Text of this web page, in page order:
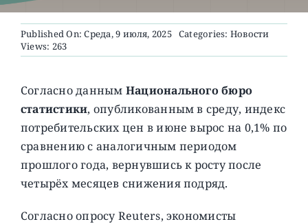
О ПРОЕКТЕ
Published On: Среда, 9 июля, 2025 Categories: Новости
Views: 263
Согласно данным Национального бюро
статистики, опубликованным в среду, индекс
потребительских цен в июне вырос на 0,1% по
сравнению с аналогичным периодом
прошлого года, вернувшись к росту после
четырёх месяцев снижения подряд.
Согласно опросу Reuters, экономисты